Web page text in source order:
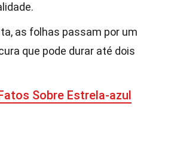
as folhas passam por um
que pode durar até dois
Sobre Estrela-azul